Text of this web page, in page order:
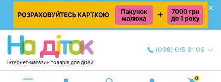
×
(098) 015 81 06
0